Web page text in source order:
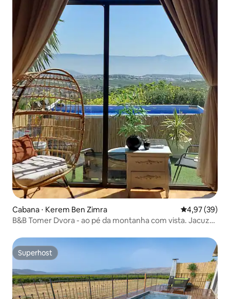
Cabana ⋅ Kerem Ben Zimra 4,97 de uma
4,97 (39)
B&B Tomer Dvora - ao pé da montanha com vista. Jacuzzi
Superhost
Superhost